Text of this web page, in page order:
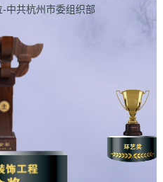
中共杭州市委组织部